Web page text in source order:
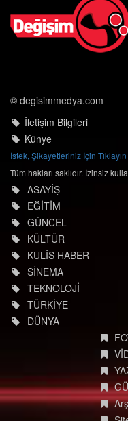
© degisimmedya.com
İletişim Bilgileri
Künye
İstek, Şikayetleriniz İçin Tıklayın
Tüm hakları saklıdır. İzinsiz
ASAYİŞ
EĞİTİM
GÜNCEL
KÜLTÜR
KULİS HABER
SİNEMA
TEKNOLOJİ
TÜRKİYE
DÜNYA